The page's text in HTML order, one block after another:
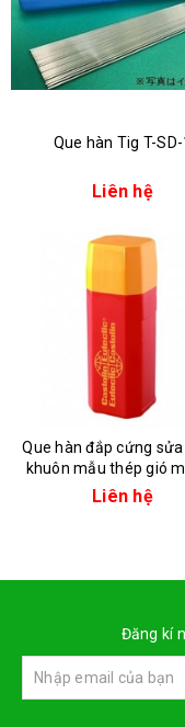
Que hàn Tig T-SD-
Liên hệ
Que hàn đắp cứng
khuôn mẫu thép gió
Castolin 6N-HSS chính
(Hệ hợp kim siêu chịu
Liên hệ
Đăng kí